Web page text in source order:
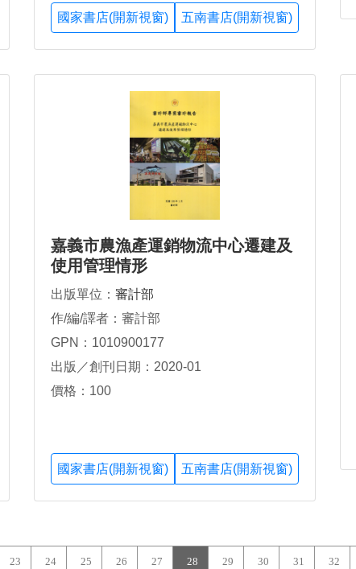
國家書店(開新視窗) 五南書店(開新視窗)
嘉義市農漁產運銷物流中心遷建及
使用管理情形
出版單位： 審計部
作/編/譯者：審計部
GPN：1010900177
出版／創刊日期：2020-01
價格：100
國家書店(開新視窗) 五南書店(開新視窗)
23 24 25 26 27 28 29 30 31 32